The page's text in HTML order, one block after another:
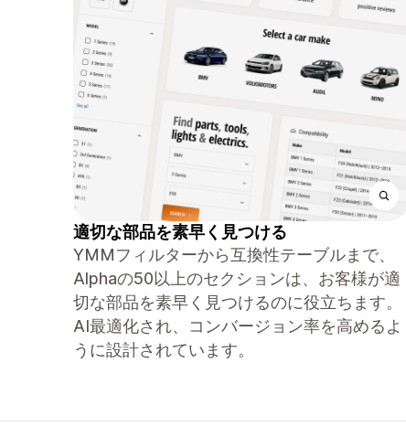
適切な部品を素早く見つける
YMMフィルターから互換性テーブルまで、
Alphaの50以上のセクションは、お客様が適
切な部品を素早く見つけるのに役立ちます。
AI最適化され、コンバージョン率を高めるよ
うに設計されています。